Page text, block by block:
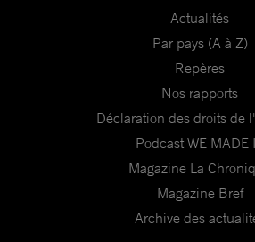
Actualités
Par pays (A à Z)
Repères
Nos rapports
Déclaration des droits de
Podcast WE MADE
Magazine La
Magazine Bref
Archive des